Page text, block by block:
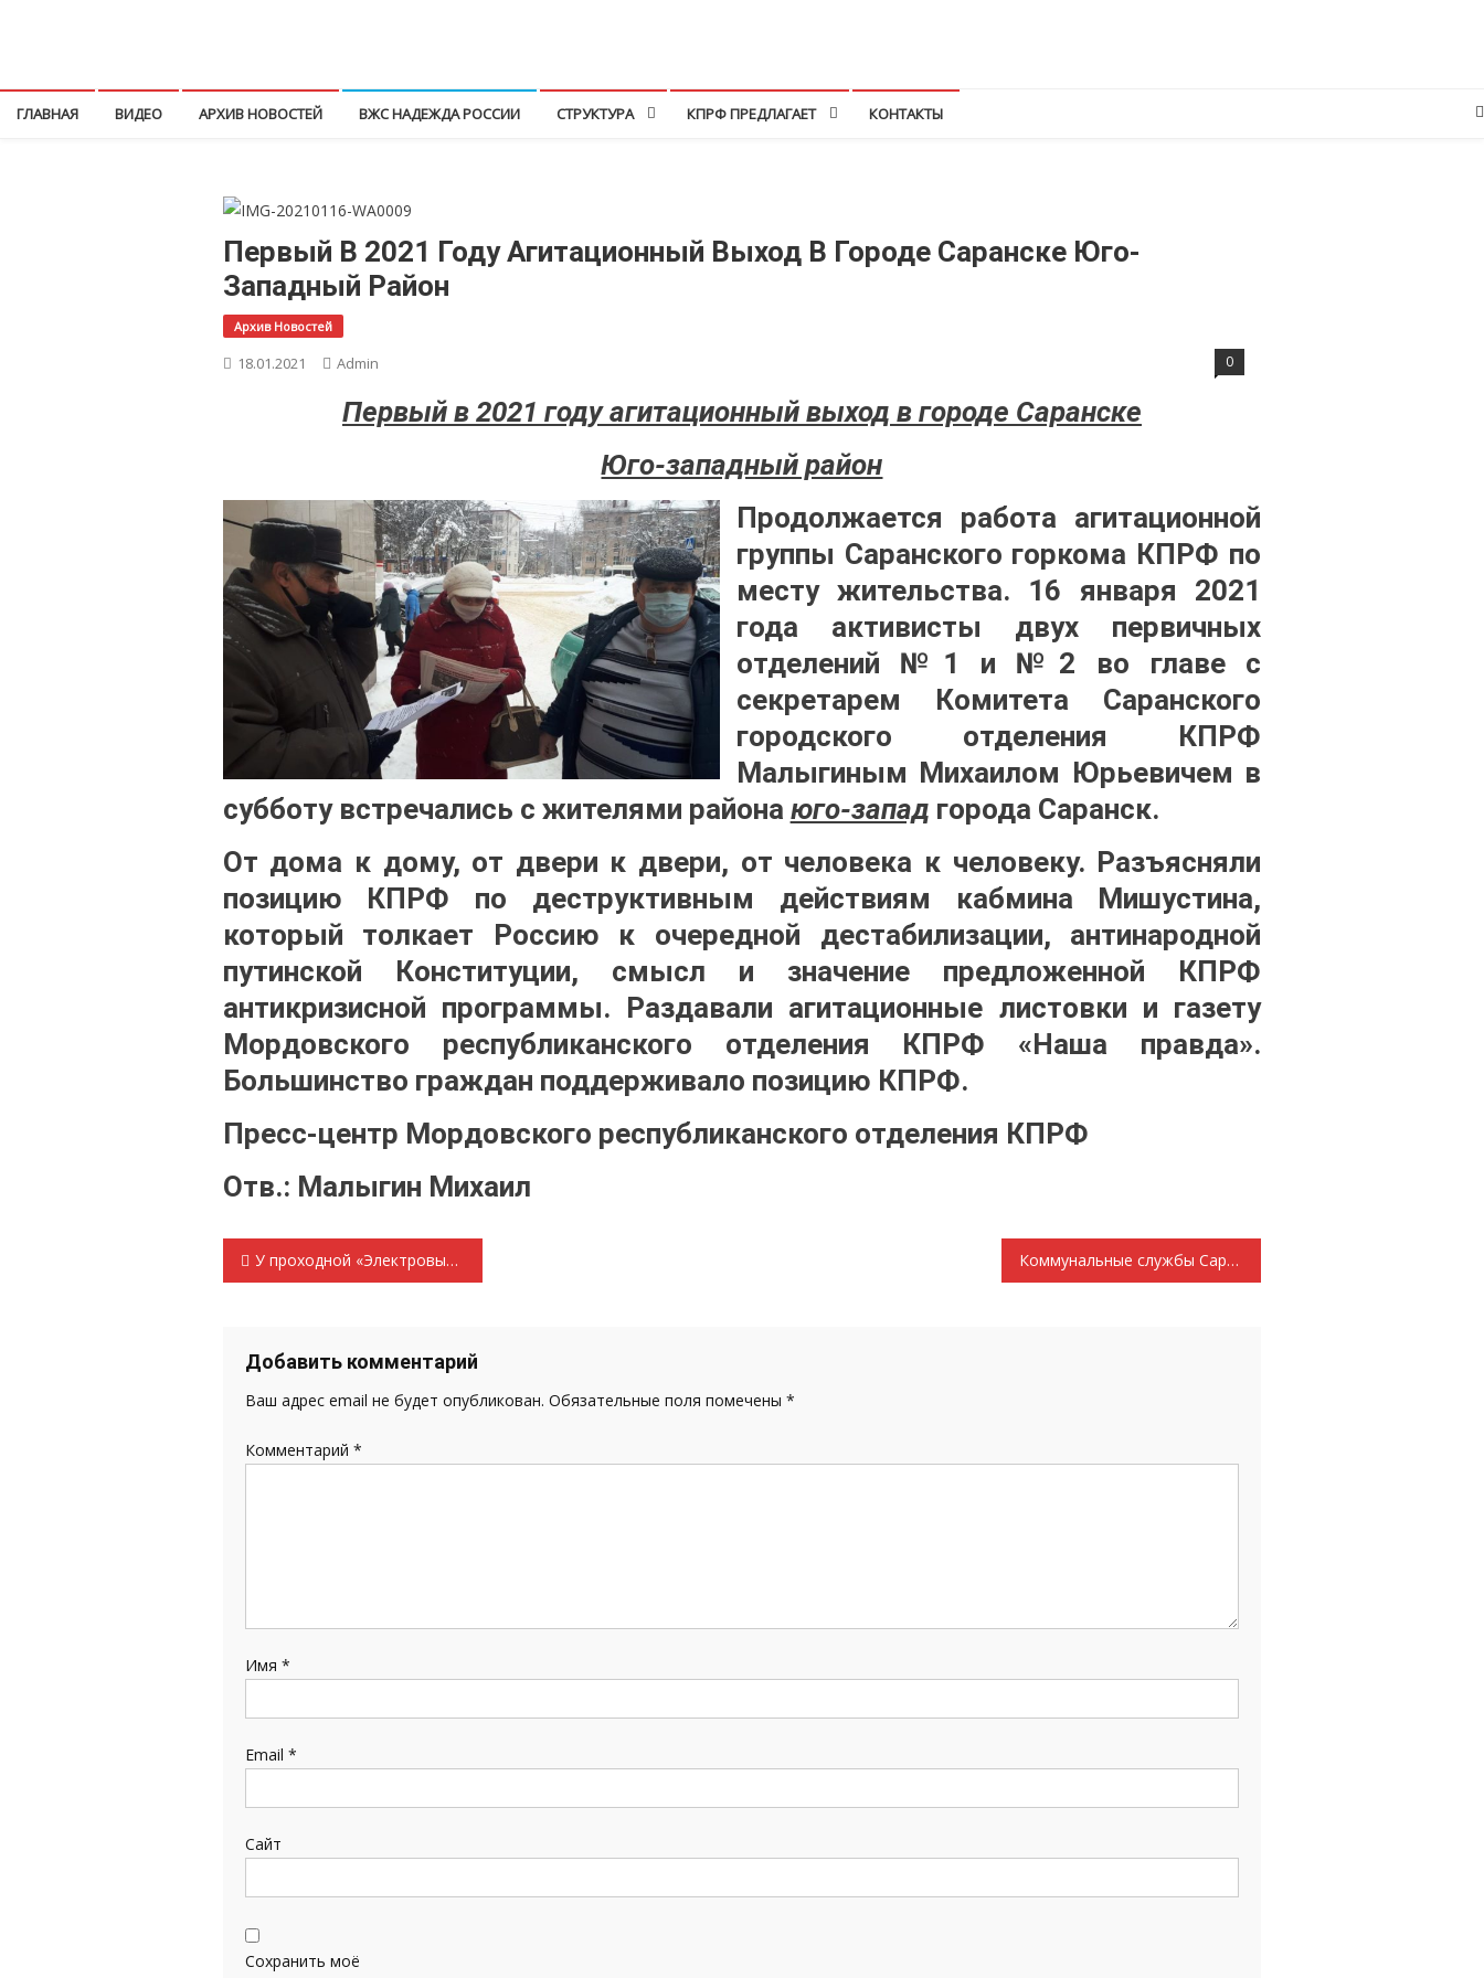
ГЛАВНАЯ ВИДЕО АРХИВ НОВОСТЕЙ ВЖС НАДЕЖДА РОССИИ СТРУКТУРА КПРФ ПРЕДЛАГАЕТ КОНТАКТЫ
Первый В 2021 Году Агитационный Выход В Городе Саранске Юго-
Западный Район
Архив Новостей
18.01.2021 Admin 0
Первый в 2021 году агитационный выход в городе Саранске
Юго-западный район
Продолжается работа агитационной
группы Саранского горкома КПРФ по
месту жительства. 16 января 2021
года активисты двух первичных
отделений №1 и №2 во главе с
секретарем Комитета Саранского
городского отделения КПРФ
Малыгиным Михаилом Юрьевичем в
субботу встречались с жителями района юго-запад города Саранск.
От дома к дому, от двери к двери, от человека к человеку. Разъясняли
позицию КПРФ по деструктивным действиям кабмина Мишустина,
который толкает Россию к очередной дестабилизации, антинародной
путинской Конституции, смысл и значение предложенной КПРФ
антикризисной программы. Раздавали агитационные листовки и газету
Мордовского республиканского отделения КПРФ «Наша правда».
Большинство граждан поддерживало позицию КПРФ.
Пресс-центр Мордовского республиканского отделения КПРФ
Отв.: Малыгин Михаил
Навигация
записям
У проходной «Электровыпрямителя» Коммунальные службы Саранска: АУУУУУУ!!! Вы где?
Добавить комментарий
Ваш адрес email не будет опубликован. Обязательные поля помечены *
Комментарий *
Имя *
Email *
Сайт
Сохранить моё